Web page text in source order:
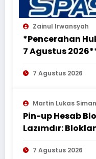
Zainul Irwansyah
*Pencerahan
7 Agustus
PERUBAHAN
TIDAK
PEKERJAAN
TERTULIS”*
7 Agustus 2026
Martin Lukas
Pin-up Hesab
Lazımdır:
Tədbirləri
7 Agustus 2026